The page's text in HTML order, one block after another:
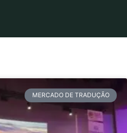
MERCADO DE TRADUÇÃO